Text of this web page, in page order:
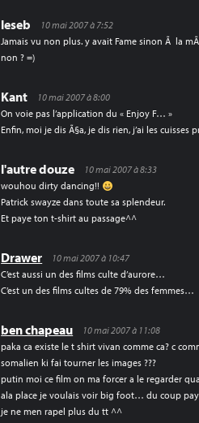
leseb
10 mai 2007 à 7:52
Jamais vu non plus. y avait Fame sinon Ã la
non ? =)
Kant
10 mai 2007 à 8:00
On voie pas l’application du « Enjoy F… »
Enfin, moi je dis Ã§a, je dis rien, j’ai les cuisses
l'autre douze
10 mai 2007 à 8:33
wouhou dirty dancing!!
Patrick swayze dans toute sa splendeur.
Et paye ton t-shirt au passage^^
Drawer
10 mai 2007 à 10:47
C’est aussi un des films culte d’aurore…
C’est un des films cultes de 79% des femmes…
ben chapeau
10 mai 2007 à 11:08
paka ca existe le t shirt vivan comme ca? c
somalien ki fai tourner les images ???
putin moi ce film on ma forcer a le regarder
ala place je voulais voir big foot… du coup
je ne men rapel plus du tt ^^